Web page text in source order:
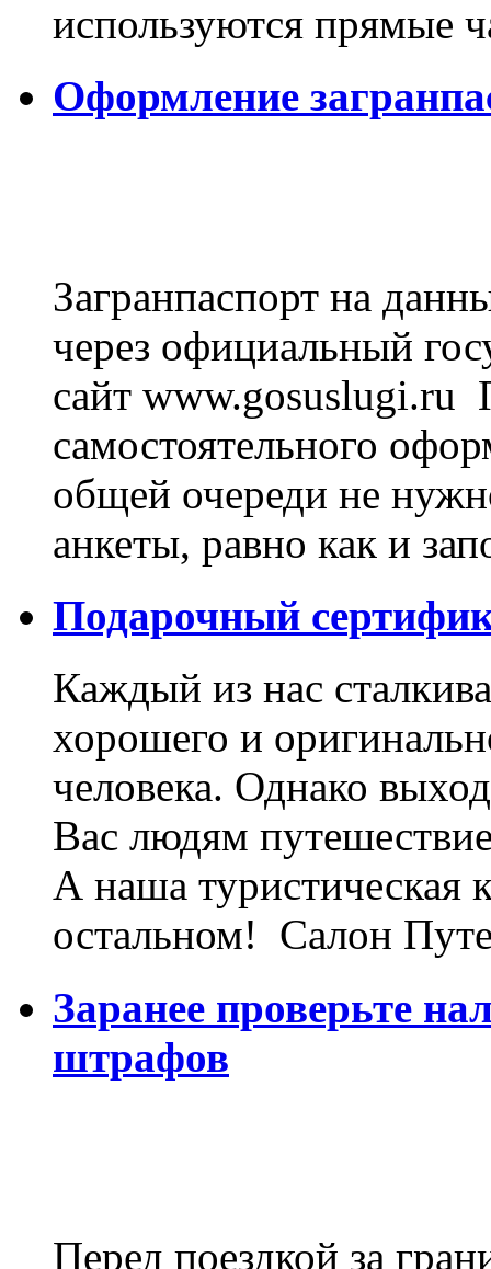
используются прямые
Оформление
Загранпаспорт на
через официальный
сайт www.gosuslugi.ru
самостоятельного
общей очереди не
анкеты, равно как и
Подарочный
Каждый из нас
хорошего и
человека. Однако
Вас людям
А наша туристическая
остальном! Салон
Заранее проверьте
штрафов
Перед поездкой за